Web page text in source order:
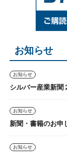
お知らせ
お知らせ
シルバー産業新聞
お知らせ
新聞・書籍のお申
お知らせ